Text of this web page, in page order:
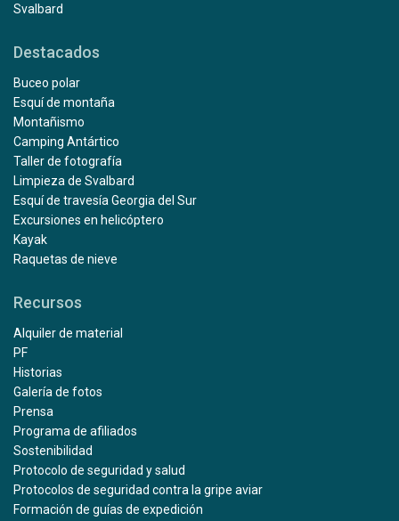
Svalbard
Destacados
Buceo polar
Esquí de montaña
Montañismo
Camping Antártico
Taller de fotografía
Limpieza de Svalbard
Esquí de travesía Georgia del Sur
Excursiones en helicóptero
Kayak
Raquetas de nieve
Recursos
Alquiler de material
PF
Historias
Galería de fotos
Prensa
Programa de afiliados
Sostenibilidad
Protocolo de seguridad y salud
Protocolos de seguridad contra la gripe aviar
Formación de guías de expedición